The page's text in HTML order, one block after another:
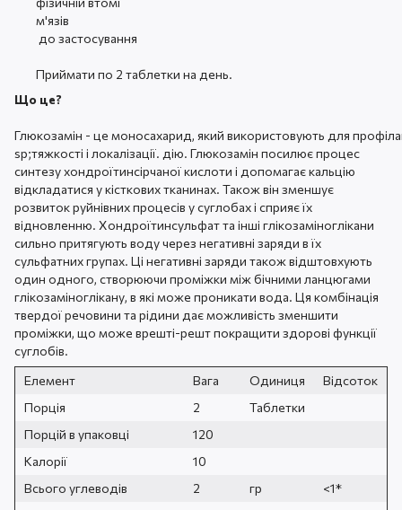
м'язів
до застосування
Приймати по 2 таблетки на день.
Що це?
Глюкозамін - це моносахарид, який використовують для
sp;тяжкості і локалізації. дію. Глюкозамін посилює процес
синтезу хондроїтинсірчаної кислоти і допомагає кальцію
відкладатися у кісткових тканинах. Також він зменшує
розвиток руйнівних процесів у суглобах і сприяє їх
відновленню. Хондроїтинсульфат та інші глікозаміноглікани
сильно притягують воду через негативні заряди в їх
сульфатних групах. Ці негативні заряди також відштовхують
один одного, створюючи проміжки між бічними ланцюгами
глікозаміноглікану, в які може проникати вода. Ця комбінація
твердої речовини та рідини дає можливість зменшити
проміжки, що може врешті-решт покращити здорові функції
суглобів.
Елемент
Вага Одиниця
Відсоток
Порція
2
Таблетки
Порцій в упаковці
120
Калорії
10
Всього углеводів
2 гр
<1*